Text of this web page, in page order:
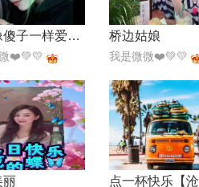
我曾像傻子一样爱你【DJEva版】
❤️💚💛
桥边姑娘
我是微微❤️💚💛
丽